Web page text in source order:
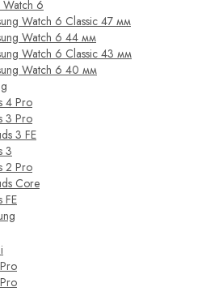
6
Watch 6 Classic 47 мм
Watch 6 44 мм
Watch 6 Classic 43 мм
Watch 6 40 мм
4 Pro
3 Pro
3 FE
3
2 Pro
Core
FE